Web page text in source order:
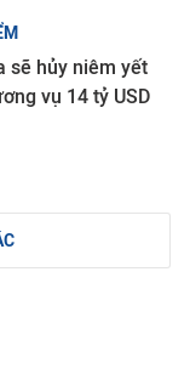
sẽ hủy niêm yết
vụ 14 tỷ USD